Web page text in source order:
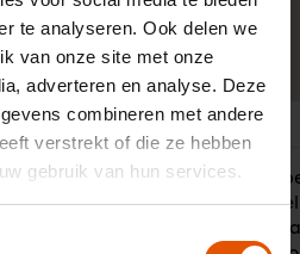
te analyseren. Ook delen we
van onze site met onze
adverteren en analyse. Deze
combineren met andere
verstrekt of die ze hebben
gebruik van hun services.
geholpen
Vanaf het
goed
contact